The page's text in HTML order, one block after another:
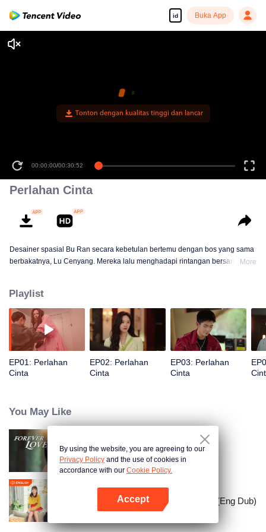
id Buka App
00:00:00/00:30:52
Perlahan Cinta
Desainer spasial Bu Ran secara kebetulan bertemu dengan bos yang sama
berbakatnya, Lu Cenyang. Mereka lalu menghadapi rintangan bersama.
kemampuan diri, mereka akhirnya memetik imbalan yang layak didapatkan
di industri yang mereka geluti.
More
Playlist
EP01: Perlahan
Cinta
EP02: Perlahan
Cinta
EP03: Perlahan
Cinta
You May Like
Senantiasa Cinta
Put Your Head On My Shoulder (Eng Dub)
By using the website, you are agreeing to our
Privacy Policy and the use of cookies in
accordance with our Cookie Policy.
Accept